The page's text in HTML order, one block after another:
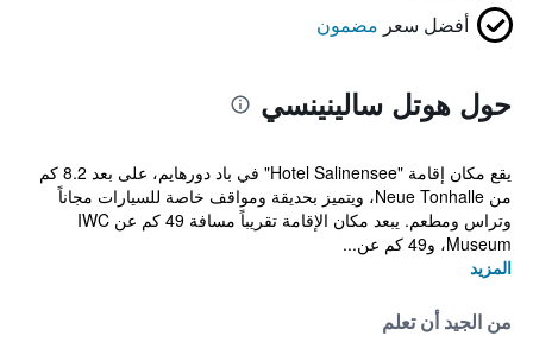
أفضل سعر مضمون
حول هوتل سالينينسي
يقع مكان إقامة "Hotel Salinensee" في باد دورهايم، على بعد 8.2 كم
من Neue Tonhalle، ويتميز بحديقة ومواقف خاصة للسيارات مجاناً
وتراس ومطعم. يبعد مكان الإقامة تقريباً مسافة 49 كم عن IWC
Museum، و49 كم عن...
المزيد
من الجيد أن تعلم